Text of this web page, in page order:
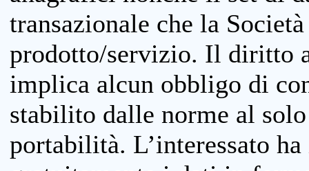
transazionale che la
prodotto/servizio. Il diritto
implica alcun obbligo di
stabilito dalle norme al
portabilità. L’interessato